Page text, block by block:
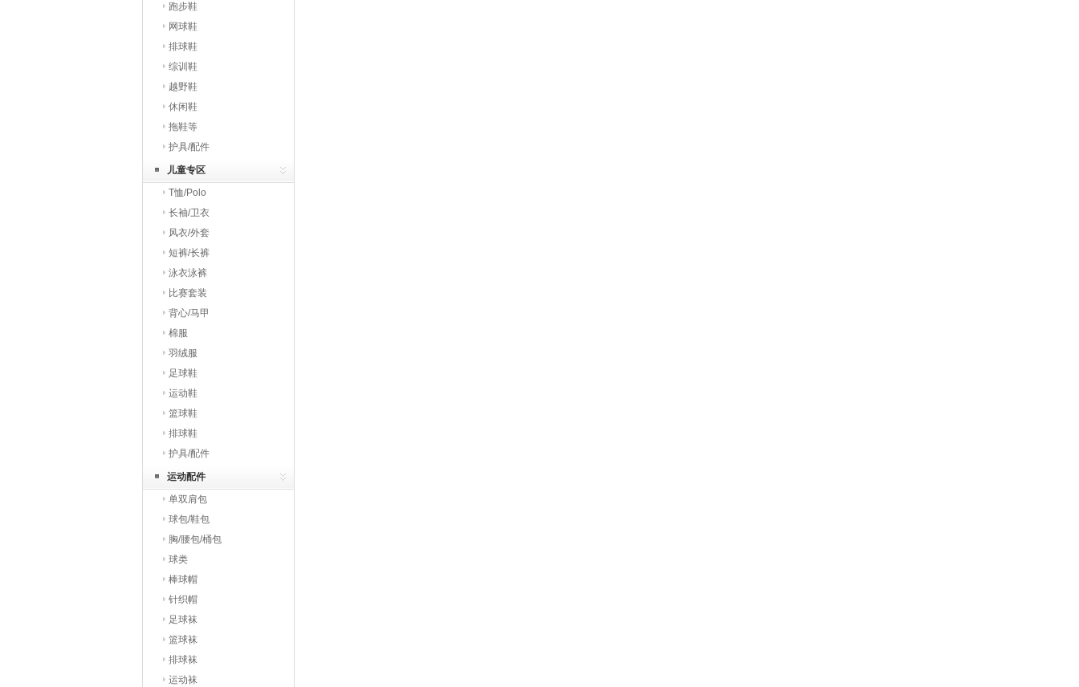
跑步鞋
网球鞋
排球鞋
综训鞋
越野鞋
休闲鞋
拖鞋等
护具/配件
儿童专区
T恤/Polo
长袖/卫衣
风衣/外套
短裤/长裤
泳衣泳裤
比赛套装
背心/马甲
棉服
羽绒服
足球鞋
运动鞋
篮球鞋
排球鞋
护具/配件
运动配件
单双肩包
球包/鞋包
胸/腰包/桶包
球类
棒球帽
针织帽
足球袜
篮球袜
排球袜
运动袜